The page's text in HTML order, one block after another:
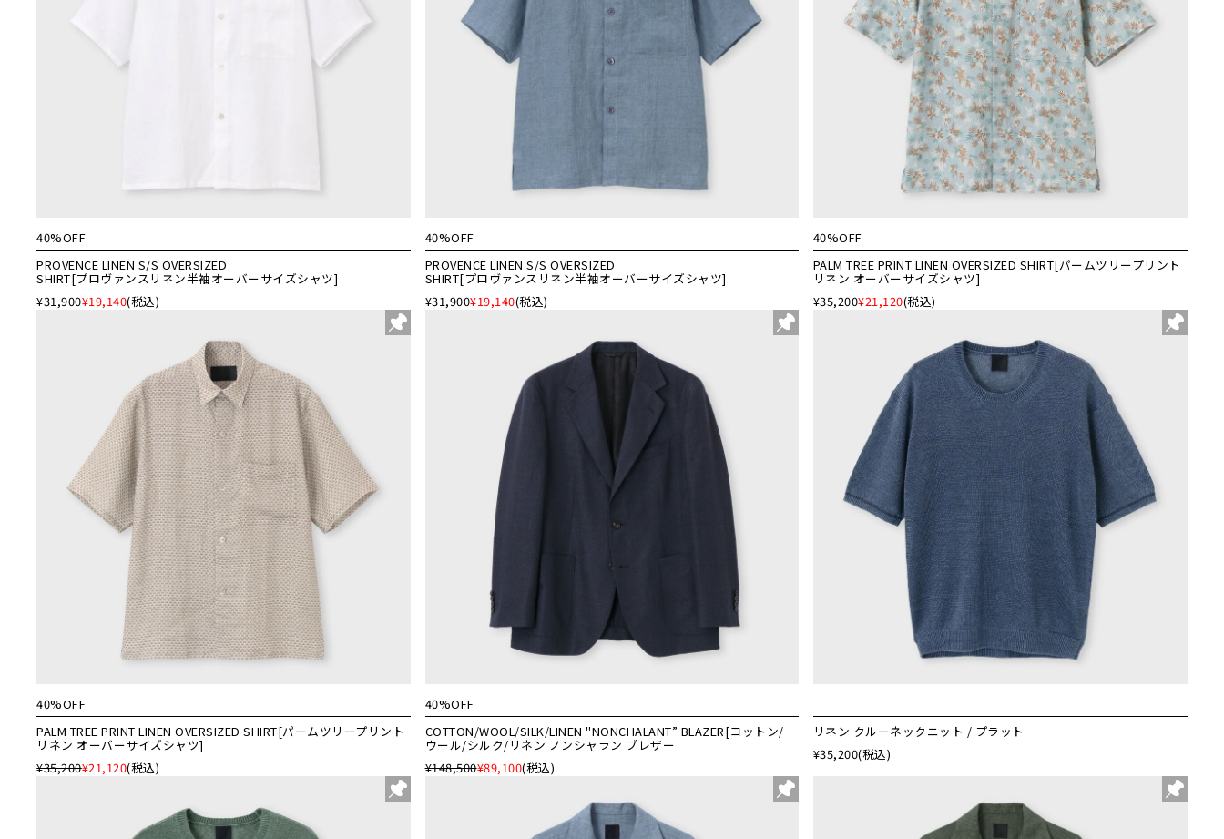
40%OFF
PROVENCE LINEN S/S OVERSIZED
SHIRT[プロヴァンスリネン半袖オーバーサイズシャツ]
¥31,900¥19,140(税込)
40%OFF
PROVENCE LINEN S/S OVERSIZED
SHIRT[プロヴァンスリネン半袖オーバーサイズシャツ]
¥31,900¥19,140(税込)
40%OFF
PALM TREE PRINT LINEN OVERSIZED SHIRT[パームツリープリント
リネン オーバーサイズシャツ]
¥35,200¥21,120(税込)
40%OFF
PALM TREE PRINT LINEN OVERSIZED SHIRT[パームツリープリント
リネン オーバーサイズシャツ]
¥35,200¥21,120(税込)
40%OFF
COTTON/WOOL/SILK/LINEN "NONCHALANT” BLAZER[コットン/
ウール/シルク/リネン ノンシャラン ブレザー
¥148,500¥89,100(税込)
リネン クルーネックニット / プラット
¥35,200(税込)